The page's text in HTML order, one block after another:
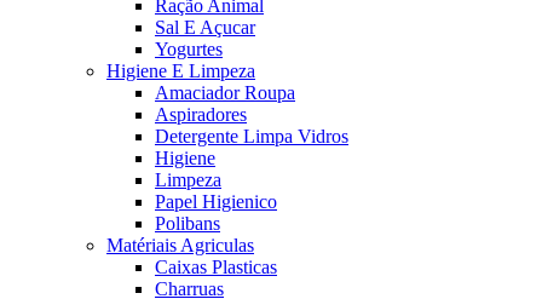
Ração Animal
Sal E Açucar
Yogurtes
Higiene E Limpeza
Amaciador Roupa
Aspiradores
Detergente Limpa Vidros
Higiene
Limpeza
Papel Higienico
Polibans
Matériais Agriculas
Caixas Plasticas
Charruas